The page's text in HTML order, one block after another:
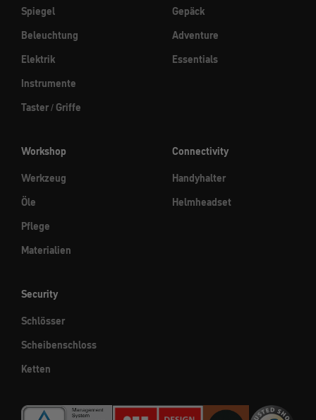
Spiegel
Beleuchtung
Elektrik
Instrumente
Taster / Griffe
Gepäck
Adventure
Essentials
Workshop
Werkzeug
Öle
Pflege
Materialien
Connectivity
Handyhalter
Helmheadset
Security
Schlösser
Scheibenschloss
Ketten